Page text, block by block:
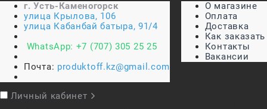
г. Усть-Каменогорск
улица Крылова, 106
улица Кабанбай батыра, 91/4
WhatsApp: +7 (707) 305 25 25
Почта: produktoff.kz@gmail.com
О магазине
Оплата
Доставка
Как заказать
Контакты
Вакансии
Личный кабинет